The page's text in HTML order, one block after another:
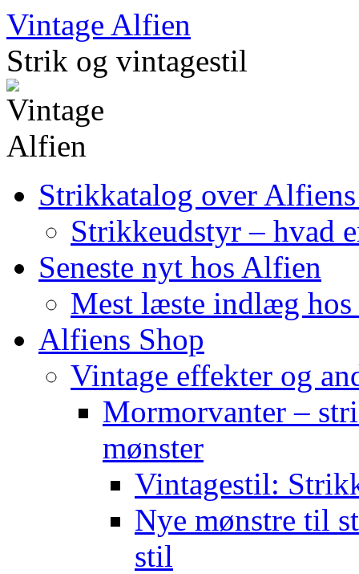
Skip
to
content
Vintage Alfien
Strik og vintagestil
Strikkatalog over
Strikkeudstyr – hvad
Seneste nyt hos Alfien
Mest læste indlæg
Alfiens Shop
Vintage effekter og
Mormorvanter –
mønster
Vintagestil:
Nye mønstre til
stil